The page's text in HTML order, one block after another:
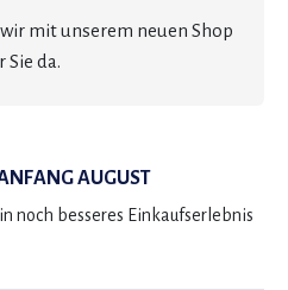
mit unserem neuen Shop
Sie da.
AUGUST
noch besseres Einkaufserlebnis